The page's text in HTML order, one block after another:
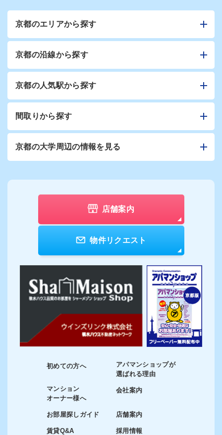
京都のエリアから探す
京都の沿線から探す
京都の人気駅から探す
間取りから探す
京都の大学周辺の情報を見る
店舗案内
物件リクエスト
初めての方へ
マンション
オーナー様へ
お部屋探しガイド
賃貸Q&A
アパマンショップが
選ばれる理由
会社案内
店舗案内
採用情報